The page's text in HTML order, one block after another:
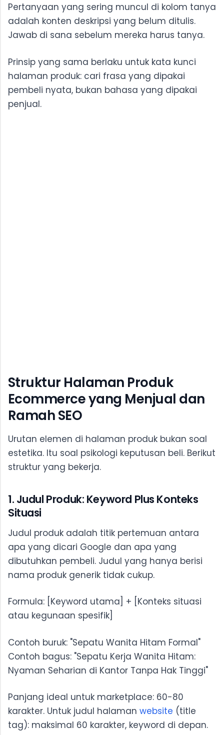
Pertanyaan yang sering muncul di kolom tanya
adalah konten deskripsi yang belum ditulis.
Jawab di sana sebelum mereka harus tanya.
Prinsip yang sama berlaku untuk kata kunci
halaman produk: cari frasa yang dipakai
pembeli nyata, bukan bahasa yang dipakai
penjual.
Struktur Halaman Produk
Ecommerce yang Menjual dan
Ramah SEO
Urutan elemen di halaman produk bukan soal
estetika. Itu soal psikologi keputusan beli. Berikut
struktur yang bekerja.
1. Judul Produk: Keyword Plus Konteks
Situasi
Judul produk adalah titik pertemuan antara
apa yang dicari Google dan apa yang
dibutuhkan pembeli. Judul yang hanya berisi
nama produk generik tidak cukup.
Formula: [Keyword utama] + [Konteks situasi
atau kegunaan spesifik]
Contoh buruk: "Sepatu Wanita Hitam Formal"
Contoh bagus: "Sepatu Kerja Wanita Hitam:
Nyaman Seharian di Kantor Tanpa Hak Tinggi"
Panjang ideal untuk marketplace: 60-80
karakter. Untuk judul halaman website (title
tag): maksimal 60 karakter, keyword di depan.